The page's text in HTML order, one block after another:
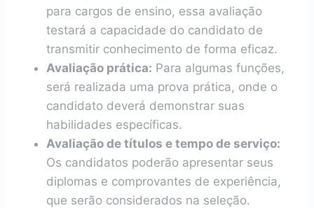
para cargos de ensino, essa avaliação
testará a capacidade do candidato de
transmitir conhecimento de forma eficaz.
Avaliação prática: Para algumas funções,
será realizada uma prova prática, onde o
candidato deverá demonstrar suas
habilidades específicas.
Avaliação de títulos e tempo de serviço:
Os candidatos poderão apresentar seus
diplomas e comprovantes de experiência,
que serão considerados na seleção.